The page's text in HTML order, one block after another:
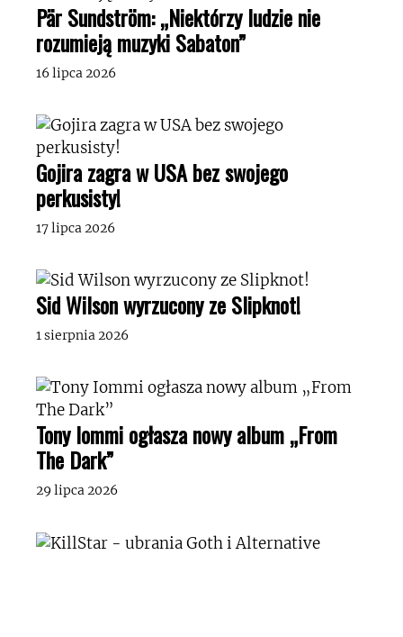
Pär Sundström: „Niektórzy ludzie nie
rozumieją muzyki Sabaton”
16 lipca 2026
Gojira zagra w USA bez swojego
perkusisty!
17 lipca 2026
Sid Wilson wyrzucony ze Slipknot!
1 sierpnia 2026
Tony Iommi ogłasza nowy album „From
The Dark”
29 lipca 2026